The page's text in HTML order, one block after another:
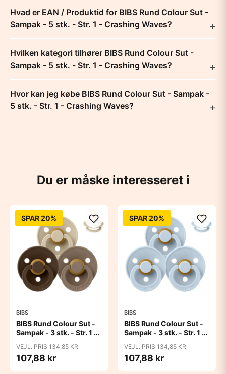
Hvad er EAN / Produktid for BIBS Rund Colour Sut -
Sampak - 5 stk. - Str. 1 - Crashing Waves?
Hvilken kategori tilhører BIBS Rund Colour Sut -
Sampak - 5 stk. - Str. 1 - Crashing Waves?
Hvor kan jeg købe BIBS Rund Colour Sut - Sampak -
5 stk. - Str. 1 - Crashing Waves?
Du er måske interesseret i
SPAR 20%
BIBS
BIBS Rund Colour Sut -
Sampak - 3 stk. - Str. 1 -
VEJL. PRIS 134,85 KR
107,88 kr
SPAR 20%
BIBS
BIBS Rund Colour Sut -
Sampak - 3 stk. - Str. 1 -
VEJL. PRIS 134,85 KR
107,88 kr